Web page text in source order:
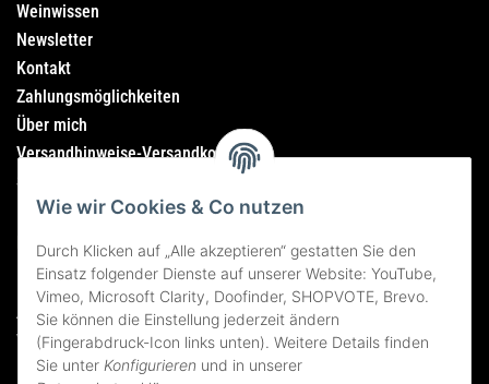
Wie wir Cookies & Co nutzen
Durch Klicken auf „Alle akzeptieren“ gestatten Sie den
Einsatz folgender Dienste auf unserer Website: YouTube,
Vimeo, Microsoft Clarity, Doofinder, SHOPVOTE, Brevo.
Sie können die Einstellung jederzeit ändern
(Fingerabdruck-Icon links unten). Weitere Details finden
Sie unter Konfigurieren und in unserer
Rechtliches
Impressum
AGB
Widerrufsrecht
Datenschutzerklärung
Weinwissen
Newsletter
Kontakt
Zahlungsmöglichkeiten
Über mich
Versandhinweise-Versandkosten
Sitemap